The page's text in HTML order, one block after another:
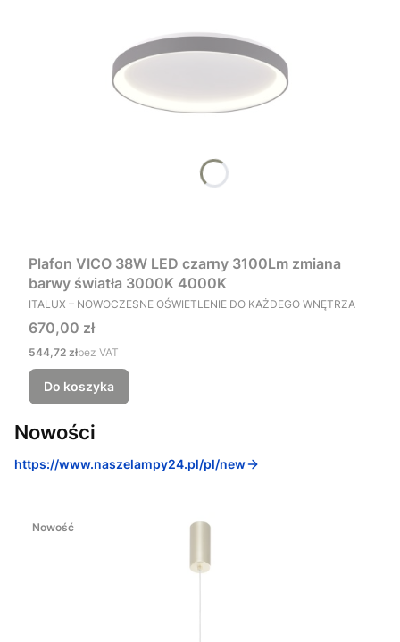
Plafon VICO 38W LED czarny 3100Lm zmiana
barwy światła 3000K 4000K
PRODUCENT
ITALUX – NOWOCZESNE OŚWIETLENIE DO KAŻDEGO WNĘTRZA
Cena
670,00 zł
Cena
544,72 złbez VAT
Do koszyka
Nowości
https://www.naszelampy24.pl/pl/new
Nowość